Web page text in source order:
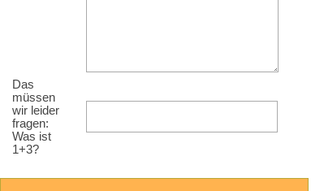
Das
müssen
wir leider
fragen:
Was ist
1+3?